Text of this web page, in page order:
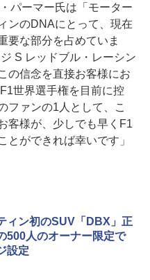
パーマー氏は「モーター
ンのDNAにとって、現在
要な部分を占めていま
S レッドブル・レーシン
の信念を直接お客様にお
世界選手権を目前に控
ファンの1人として、こ
客様が、少しでも早くF1
とができれば幸いです」
ィン初のSUV「DBX」正
500人のオーナー限定で
設定